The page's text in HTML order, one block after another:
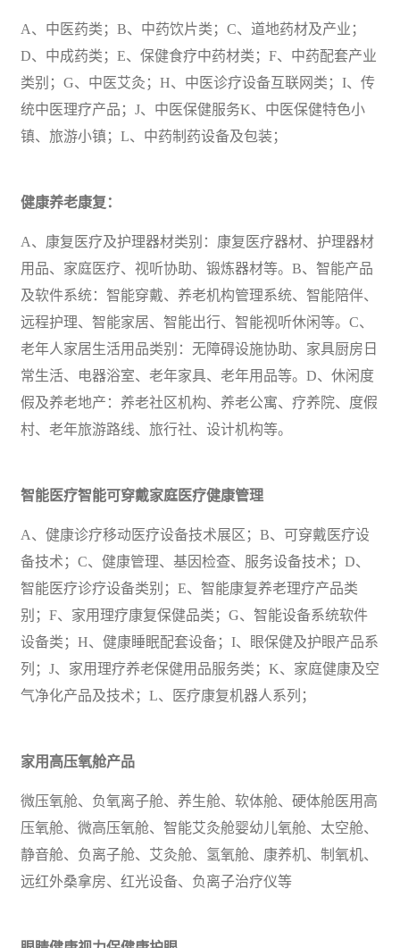
A、 中医药类； B、中药饮片类；C、道地药材及产业；
D、中成药类；E、保健食疗中药材类；F、中药配套产业
类别；G、中医艾灸；H、中医诊疗设备互联网类；I、传
统中医理疗产品；J、中医保健服务K、中医保健特色小
镇、 旅游小镇；L、中药制药设备及包装；
健康养老康复：
A、康复医疗及护理器材类别：康复医疗器材、护理器材
用品、家庭医疗、视听协助、锻炼器材等。B、智能产品
及软件系统：智能穿戴、养老机构管理系统、智能陪伴、
远程护理、智能家居、智能出行、智能视听休闲等。C、
老年人家居生活用品类别：无障碍设施协助、家具厨房日
常生活、电器浴室、老年家具、老年用品等。D、休闲度
假及养老地产：养老社区机构、养老公寓、疗养院、度假
村、老年旅游路线、旅行社、设计机构等。
智能医疗智能可穿戴家庭医疗健康管理
A、 健康诊疗移动医疗设备技术展区； B、可穿戴医疗设
备技术；C、健康管理、基因检查、服务设备技术；D、
智能医疗诊疗设备类别；E、智能康复养老理疗产品类
别；F、家用理疗康复保健品类；G、智能设备系统软件
设备类；H、健康睡眠配套设备；I、眼保健及护眼产品系
列；J、家用理疗养老保健用品服务类；K、家庭健康及空
气净化产品及技术；L、医疗康复机器人系列；
家用高压氧舱产品
微压氧舱、负氧离子舱、养生舱、软体舱、硬体舱医用高
压氧舱、微高压氧舱、智能艾灸舱婴幼儿氧舱、太空舱、
静音舱、负离子舱、艾灸舱、氢氧舱、康养机、制氧机、
远红外桑拿房、红光设备、负离子治疗仪等